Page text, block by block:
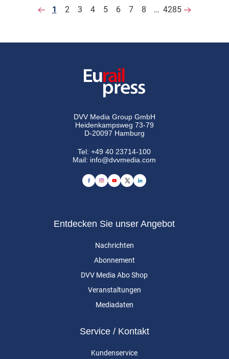
1 2 3 4 5 6 7 8 … 4285
DVV Media Group GmbH
Heidenkampsweg 73-79
D-20097 Hamburg
Tel:+49 40 23714-100
Mail: info@dvvmedia.com
Entdecken Sie unser Angebot
Nachrichten
Abonnement
DVV Media Abo Shop
Veranstaltungen
Mediadaten
Service / Kontakt
Kundenservice